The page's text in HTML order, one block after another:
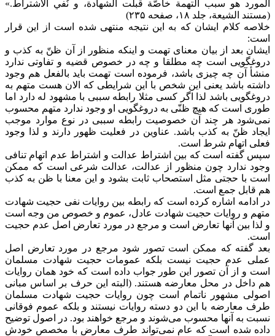
المورد هو سبب التهمة خاصّة قبلت الشهادة، و نُفي الاشتراط.»
(مستند الشیعة، جلد ۱۸، صفحه ۲۳۵)
خلاصه کلام ایشان که به این نتیجه منتهی شده است از این قرار
است:
ایشان بعد از بیان معنای تهمت و اینکه منظور از آن ظنّ به کذب و
دروغگویی است چه مطلقا و چه در خصوص قضیه و تفاوتی ندارد
منشأ آن چه چیزی باشد، فرموده است تهمت باید بالفعل هم وجود
داشته باشد یعنی این شخص با این شرایطی که الان هست متهم به
دروغگویی باشد لذا اگر کسی مثلا رابطه سببی با مشهود له دارد اما
طوری است که هیچ ظنّی به دروغگویی او وجود ندارد متهم محسوب
نمی‌شود هر چند آن خصوصیت رابطه سببی در نوع موارد موجب
ایجاد ظنّ به کذب باشد. عناوین در فعلیت ظهور دارند و لذا وجود
فعلی اتهام شرط است.
سپس گفته است که بین اشتراط عدالت و اشتراط عدم اتهام تنافی
وجود ندارد چون منظور از عدالت، عدالت شرعی است که ممکن
است با حجتی مثل استصحاب ثابت بشود و این معنا با ظن به کذب
هم قابل جمع است.
در ادامه اشاره کرده است که رابطه بین روایات نفی حجیت شهادت
متهم و روایات حجیت شهادت عادل، عموم و خصوص من وجه است
و لذا بین آنها تعارض است و مرجع در مورد تعارض اصل عدم حجیت
است.
بعد گفته که ممکن است تصور شود مرجع در مورد تعارض اصل
عملی عدم حجیت نیست بلکه عمومات حجیت شهادت مسلمان
است و از آن تصور این طور جواب داده است که خود همان روایات
هم داخل در محل معارضه هستند. (البته این حرف بر اساس مبانی
اصولی مشهور ناتمام است چون روایات حجیت شهادت مسلمان
طرف معارضه با این دو دسته روایات نیستند و بلکه عموم فوقانی
نسبت به آنها محسوب می‌شوند و مرجع خواهند بود. در اصول توضیح
داده شده است که عام نمی‌تواند طرف معارض با مخصص خودش